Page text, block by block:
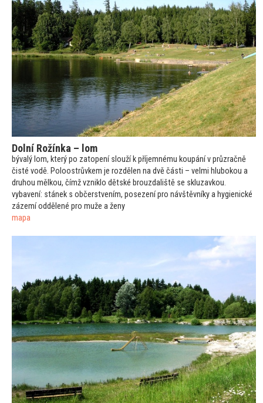
Dolní Rožínka – lom
bývalý lom, který po zatopení slouží k příjemnému koupání v průzračně
čisté vodě. Poloostrůvkem je rozdělen na dvě části – velmi hlubokou a
druhou mělkou, čímž vzniklo dětské brouzdaliště se skluzavkou.
vybavení: stánek s občerstvením, posezení pro návštěvníky a hygienické
zázemí oddělené pro muže a ženy
mapa